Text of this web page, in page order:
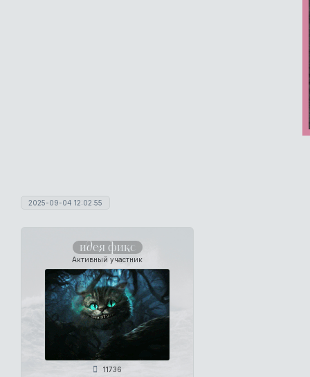
2025-09-04 12:02:55
идея фикс
Активный участник
11736